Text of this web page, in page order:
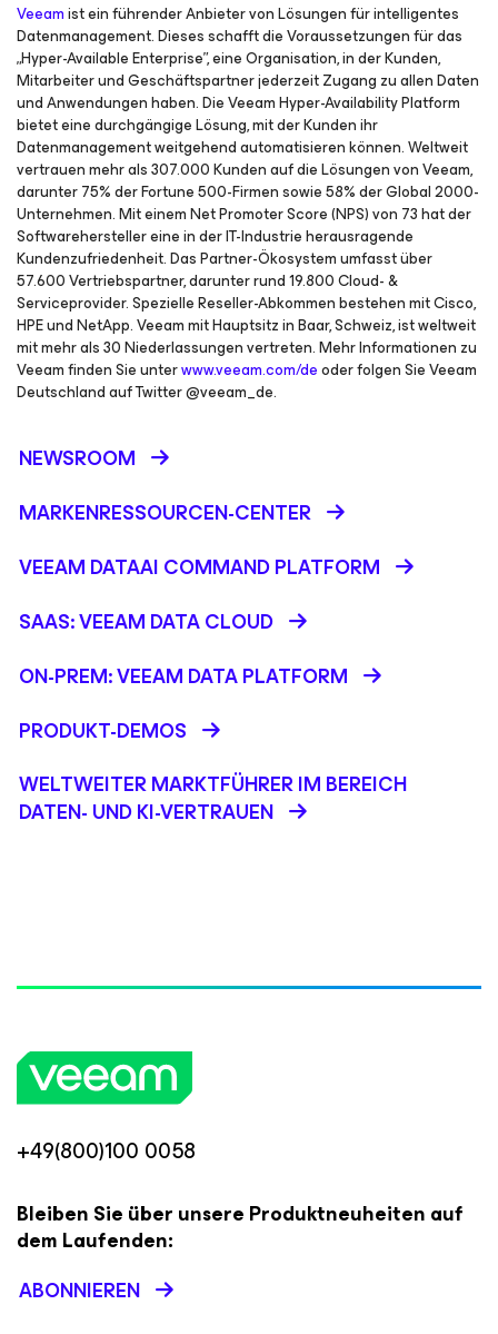
Veeamist ein führender Anbieter von Lösungen für intelligentes
Datenmanagement. Dieses schafft die Voraussetzungen für das
„Hyper-Available Enterprise”, eine Organisation, in der Kunden,
Mitarbeiter und Geschäftspartner jederzeit Zugang zu allen Daten
und Anwendungen haben. Die Veeam Hyper-Availability Platform
bietet eine durchgängige Lösung, mit der Kunden ihr
Datenmanagement weitgehend automatisieren können. Weltweit
vertrauen mehr als 307.000 Kunden auf die Lösungen von Veeam,
darunter 75% der Fortune 500-Firmen sowie 58% der Global 2000-
Unternehmen. Mit einem Net Promoter Score (NPS) von 73 hat der
Softwarehersteller eine in der IT-Industrie herausragende
Kundenzufriedenheit. Das Partner-Ökosystem umfasst über
57.600 Vertriebspartner, darunter rund 19.800 Cloud- &
Serviceprovider. Spezielle Reseller-Abkommen bestehen mit Cisco,
HPE und NetApp. Veeam mit Hauptsitz in Baar, Schweiz, ist weltweit
mit mehr als 30 Niederlassungen vertreten. Mehr Informationen zu
Veeam finden Sie unterwww.veeam.com/deoder folgen Sie Veeam
Deutschland auf Twitter @veeam_de.
NEWSROOM
MARKENRESSOURCEN-CENTER
VEEAM DATAAI COMMAND PLATFORM
SAAS: VEEAM DATA CLOUD
ON-PREM: VEEAM DATA PLATFORM
PRODUKT-DEMOS
WELTWEITER MARKTFÜHRER IM BEREICH
DATEN- UND KI-VERTRAUEN
+49(800)100 0058
Bleiben Sie über unsere Produktneuheiten auf
dem Laufenden:
ABONNIEREN